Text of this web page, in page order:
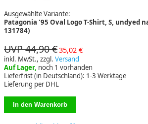
Ausgewählte Variante:
Patagonia '95 Oval Logo T-Shirt, S, undyed
131784)
UVP 44,90 €35,02 €
inkl. MwSt., zzgl. Versand
Auf Lager, noch 1 vorhanden
Lieferfrist (in Deutschland): 1-3 Werktage
Lieferung per DHL